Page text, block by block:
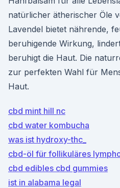
natürlicher ätherischer Öle
Lavendel bietet nährende,
beruhigende Wirkung,
beruhigt die Haut. Die
zur perfekten Wahl für
Haut.
cbd mint hill nc
cbd water kombucha
was ist hydroxy-thc_
cbd-öl für follikuläres
cbd edibles cbd gummies
ist in alabama legal